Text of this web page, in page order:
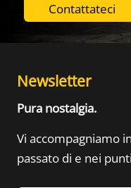
Contattateci
Newsletter
Pura nostalgia.
Vi accompagniamo
passato di e nei